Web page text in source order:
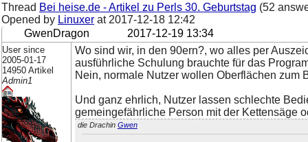
Thread Bei heise.de - Artikel zu Perls 30. Geburtstag (52
Opened by Linuxer at 2017-12-18 12:42
GwenDragon
2017-12-19 13:34
User since
2005-01-17
14950 Artikel
Admin1
Wo sind wir, in den 90ern?, wo alles per
ausführliche Schulung brauchte für das
Nein, normale Nutzer wollen Oberflächen zum
Und ganz ehrlich, Nutzer lassen schlechte
gemeingefährliche Person mit der Kettensäge
die Drachin Gwen